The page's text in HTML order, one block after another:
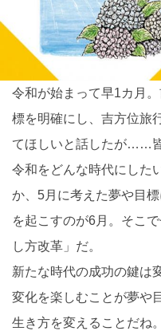
令和が始まって早1カ月
標を明確にし、吉方位旅
てほしいと話したが……
令和をどんな時代にした
か、5月に考えた夢や目
を起こすのが6月。そこ
し方改革」だ。
新たな時代の成功の鍵は
変化を楽しむことが夢や
生き方を変えることだね